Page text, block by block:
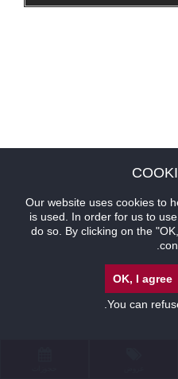
Our website uses cookies to
is used. In order for us to
do so. By clicking on the
OK, I agree
You can
.